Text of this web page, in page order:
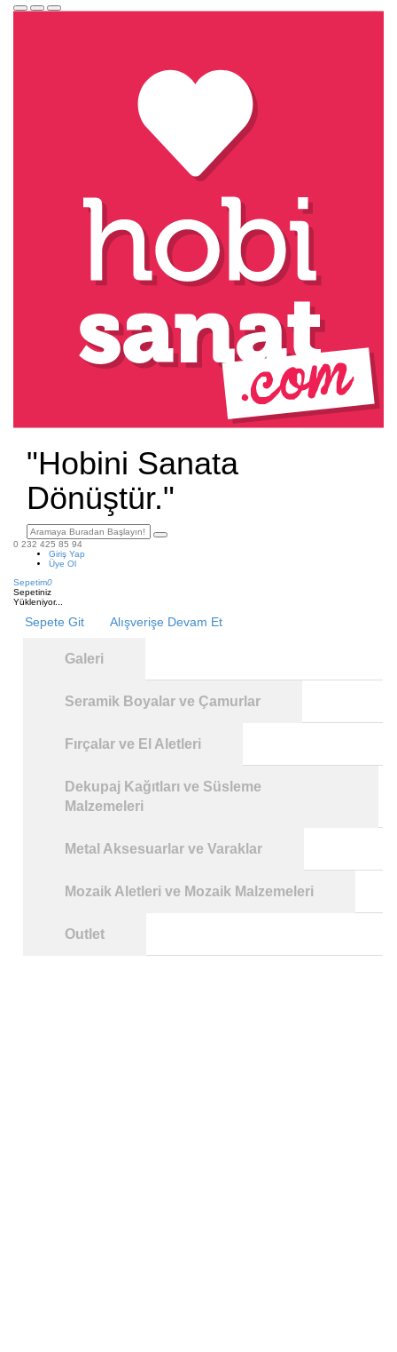
"Hobini Sanata
Dönüştür."
0 232 425 85 94
Giriş Yap
Üye Ol
Sepetim0
Sepetiniz
Yükleniyor...
Sepete Git Alışverişe Devam Et
Galeri
Seramik Boyalar ve Çamurlar
Fırçalar ve El Aletleri
Dekupaj Kağıtları ve Süsleme
Malzemeleri
Metal Aksesuarlar ve Varaklar
Mozaik Aletleri ve Mozaik Malzemeleri
Outlet